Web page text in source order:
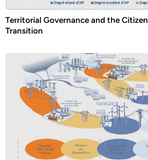
Territorial Governance and the
Transition